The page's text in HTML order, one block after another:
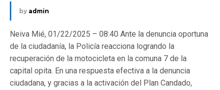
by admin
Neiva Mié, 01/22/2025 – 08:40 Ante la denuncia oportuna
de la ciudadanía, la Policía reacciona logrando la
recuperación de la motocicleta en la comuna 7 de la
capital opita. En una respuesta efectiva a la denuncia
ciudadana, y gracias a la activación del Plan Candado,